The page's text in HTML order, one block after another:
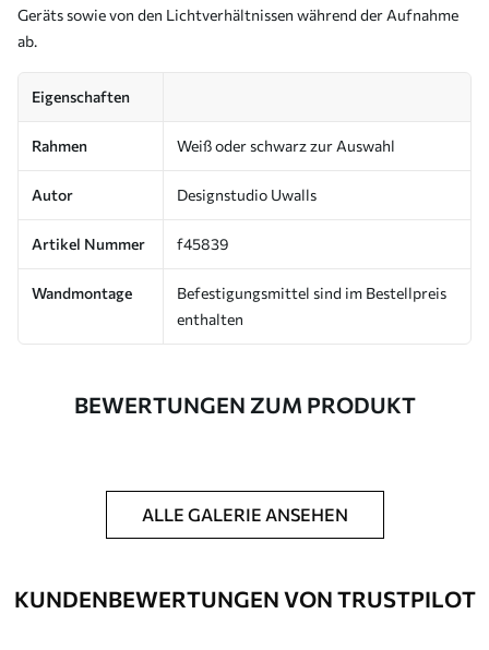
Geräts sowie von den Lichtverhältnissen während der Aufnahme
ab.
Eigenschaften
Rahmen Weiß oder schwarz zur Auswahl
Autor Designstudio Uwalls
Artikel Nummer f45839
Wandmontage
Befestigungsmittel sind im Bestellpreis
enthalten
BEWERTUNGEN ZUM PRODUKT
ALLE GALERIE ANSEHEN
KUNDENBEWERTUNGEN VON TRUSTPILOT